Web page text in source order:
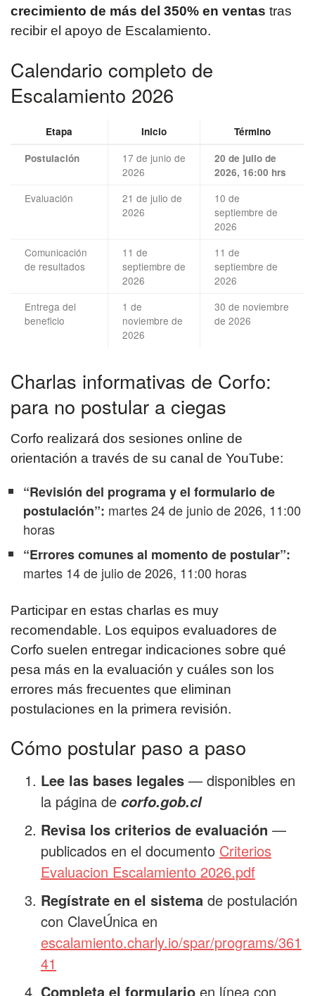
crecimiento de más del 350% en ventas tras
recibir el apoyo de Escalamiento.
Calendario completo de
Escalamiento 2026
Etapa Inicio
Término
Postulación
17 de junio de
2026
20 de julio de
2026, 16:00 hrs
Evaluación
21 de julio de
2026
10 de
septiembre de
2026
Comunicación
de resultados
11 de
septiembre de
2026
11 de
septiembre de
2026
Entrega del
beneficio
1 de
noviembre de
2026
30 de noviembre
de 2026
Charlas informativas de Corfo:
para no postular a ciegas
Corfo realizará dos sesiones online de
orientación a través de su canal de YouTube:
“Revisión del programa y el formulario de
postulación”: martes 24 de junio de 2026, 11:00
horas
“Errores comunes al momento de postular”:
martes 14 de julio de 2026, 11:00 horas
Participar en estas charlas es muy
recomendable. Los equipos evaluadores de
Corfo suelen entregar indicaciones sobre qué
pesa más en la evaluación y cuáles son los
errores más frecuentes que eliminan
postulaciones en la primera revisión.
Cómo postular paso a paso
Lee las bases legales— disponibles en
la página de corfo.gob.cl
Revisa los criterios de evaluación —
publicados en el documento Criterios
Evaluacion Escalamiento 2026.pdf
Regístrate en el sistemade postulación
con ClaveÚnica en
escalamiento.charly.io/spar/programs/361
41
Completa el formularioen línea con